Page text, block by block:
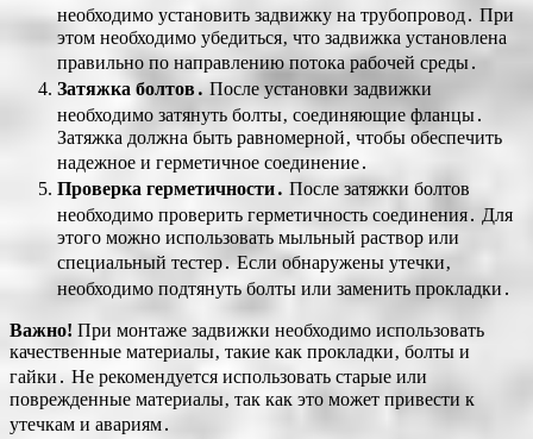
необходимо установить задвижку на трубопровод․ При
этом необходимо убедиться‚ что задвижка установлена
правильно по направлению потока рабочей среды․
Затяжка болтов․ После установки задвижки
необходимо затянуть болты‚ соединяющие фланцы․
Затяжка должна быть равномерной‚ чтобы обеспечить
надежное и герметичное соединение․
Проверка герметичности․ После затяжки болтов
необходимо проверить герметичность соединения․ Для
этого можно использовать мыльный раствор или
специальный тестер․ Если обнаружены утечки‚
необходимо подтянуть болты или заменить прокладки․
Важно! При монтаже задвижки необходимо использовать
качественные материалы‚ такие как прокладки‚ болты и
гайки․ Не рекомендуется использовать старые или
поврежденные материалы‚ так как это может привести к
утечкам и авариям․